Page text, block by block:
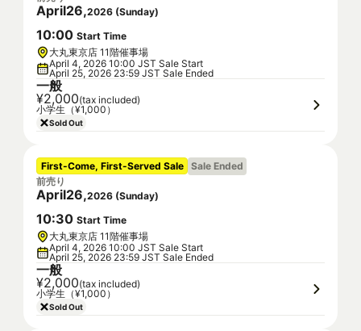
April26,2026 (Sunday)
10:00 Start Time
大丸東京店 11階催事場
April 4, 2026 10:00 JST Sale Start
April 25, 2026 23:59 JST Sale Ended
一般
¥2,000(tax included)
小学生（¥1,000）
Sold Out
First-Come, First-Served Sale Sale Ended
前売り
April26,2026 (Sunday)
10:30 Start Time
大丸東京店 11階催事場
April 4, 2026 10:00 JST Sale Start
April 25, 2026 23:59 JST Sale Ended
一般
¥2,000(tax included)
小学生（¥1,000）
Sold Out